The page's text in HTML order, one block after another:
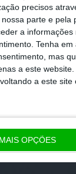
precisos
parte e
a
Tenha em
mas
a este
a este
MAIS OPÇÕES